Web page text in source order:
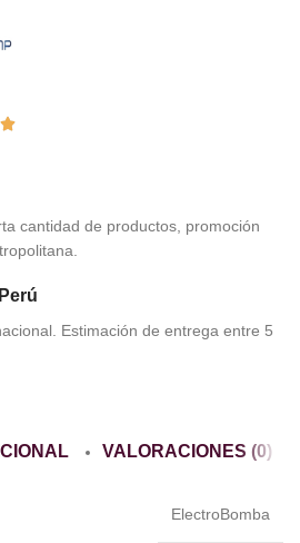

cantidad de productos, promoción
Estimación de entrega entre 5
VALORACIONES (0)
ElectroBomba